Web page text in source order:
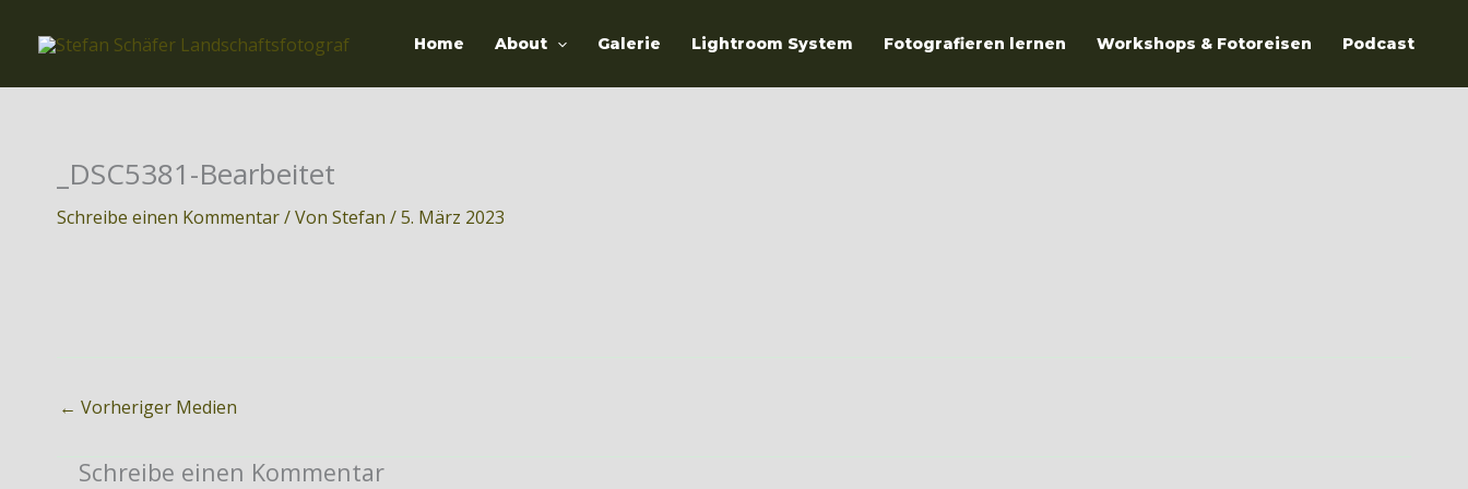
Inhalt
Home About Galerie Lightroom System Fotografieren lernen Workshops & Fotoreisen Podcast
_DSC5381-Bearbeitet
Schreibe einen Kommentar/ Von Stefan /5. März 2023
← Vorheriger Medien
Schreibe einen Kommentar